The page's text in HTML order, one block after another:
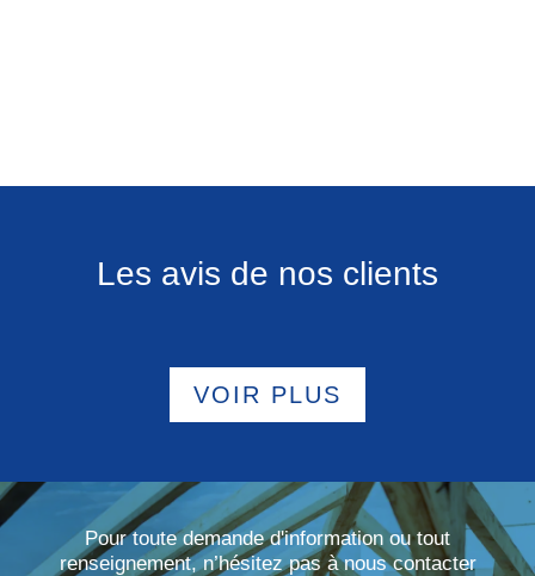
Les avis de nos clients
VOIR PLUS
Pour toute demande d'information ou tout
renseignement, n’hésitez pas à nous contacter